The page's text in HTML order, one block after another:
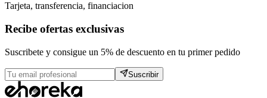
Tarjeta, transferencia, financiacion
Recibe ofertas exclusivas
Suscribete y consigue un 5% de descuento en tu primer pedido
Suscribir